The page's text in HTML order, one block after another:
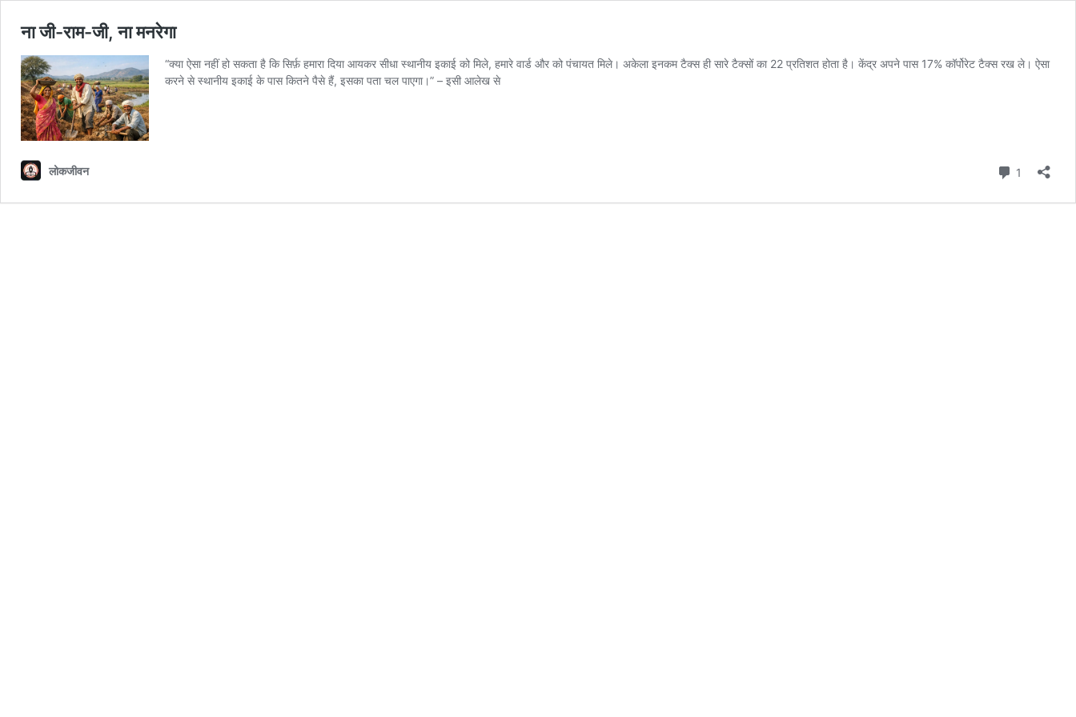
ना जी-राम-जी, ना मनरेगा
“क्या ऐसा नहीं हो सकता है कि सिर्फ़ हमारा दिया आयकर सीधा स्थानीय इकाई को मिले, हमारे वार्ड और को पंचायत मिले। अकेला इनकम टैक्स ही सारे टैक्सों का 22 प्रतिशत होता है। केंद्र अपने पास 17% कॉर्पोरेट टैक्स रख ले। ऐसा
करने से स्थानीय इकाई के पास कितने पैसे हैं, इसका पता चल पाएगा।” – इसी आलेख से
लोकजीवन 1 Comment